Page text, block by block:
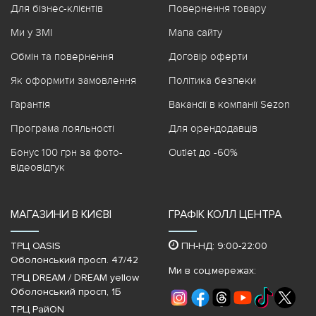
Для бізнес-клієнтів
Ми у ЗМІ
Обмін та повернення
Як оформити замовлення
Гарантія
Програма лояльності
Бонус 100 грн за фото-
відеовідгук
Повернення товару
Мапа сайту
Договір оферти
Політика безпеки
Вакансії в компанії Sezon
Для орендодавців
Outlet до -60%
МАГАЗИНИ В КИЄВІ
ТРЦ OASIS
Оболонський просп. 47/42
ТРЦ DREAM / DREAM yellow
Оболонський просп, 1Б
ТРЦ РайON
ГРАФІК КОЛЛ ЦЕНТРА
ПН-НД: 9:00-22:00
Ми в соц.мережах: